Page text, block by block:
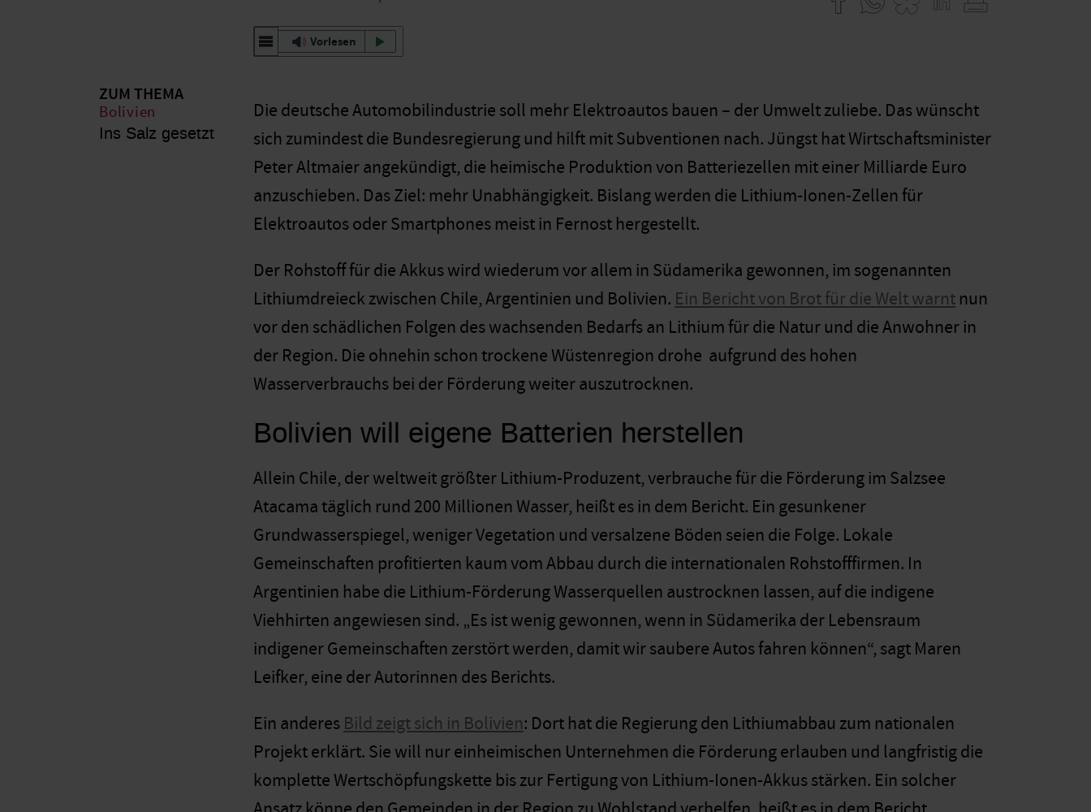
ZUM THEMA
Bolivien
Ins Salz gesetzt
Vorlesen
Die deutsche Automobilindustrie soll mehr Elektroautos bauen – der Umwelt zuliebe. Das wünscht
sich zumindest die Bundesregierung und hilft mit Subventionen nach. Jüngst hat Wirtschaftsminister
Peter Altmaier angekündigt, die heimische Produktion von Batteriezellen mit einer Milliarde Euro
anzuschieben. Das Ziel: mehr Unabhängigkeit. Bislang werden die Lithium-Ionen-Zellen für
Elektroautos oder Smartphones meist in Fernost hergestellt.
Der Rohstoff für die Akkus wird wiederum vor allem in Südamerika gewonnen, im sogenannten
Lithiumdreieck zwischen Chile, Argentinien und Bolivien. Ein Bericht von Brot für die Welt warnt nun
vor den schädlichen Folgen des wachsenden Bedarfs an Lithium für die Natur und die Anwohner in
der Region. Die ohnehin schon trockene Wüstenregion drohe aufgrund des hohen
Wasserverbrauchs bei der Förderung weiter auszutrocknen.
Bolivien will eigene Batterien herstellen
Allein Chile, der weltweit größter Lithium-Produzent, verbrauche für die Förderung im Salzsee
Atacama täglich rund 200 Millionen Wasser, heißt es in dem Bericht. Ein gesunkener
Grundwasserspiegel, weniger Vegetation und versalzene Böden seien die Folge. Lokale
Gemeinschaften profitierten kaum vom Abbau durch die internationalen Rohstofffirmen. In
Argentinien habe die Lithium-Förderung Wasserquellen austrocknen lassen, auf die indigene
Viehhirten angewiesen sind. „Es ist wenig gewonnen, wenn in Südamerika der Lebensraum
indigener Gemeinschaften zerstört werden, damit wir saubere Autos fahren können“, sagt Maren
Leifker, eine der Autorinnen des Berichts.
Ein anderes Bild zeigt sich in Bolivien: Dort hat die Regierung den Lithiumabbau zum nationalen
Projekt erklärt. Sie will nur einheimischen Unternehmen die Förderung erlauben und langfristig die
komplette Wertschöpfungskette bis zur Fertigung von Lithium-Ionen-Akkus stärken. Ein solcher